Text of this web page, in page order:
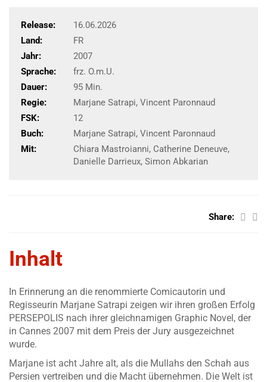
Release:
16.06.2026
Land:
FR
Jahr:
2007
Sprache:
frz. O.m.U.
Dauer:
95 Min.
Regie:
Marjane Satrapi, Vincent Paronnaud
FSK:
12
Buch:
Marjane Satrapi, Vincent Paronnaud
Mit:
Chiara Mastroianni, Catherine Deneuve,
Danielle Darrieux, Simon Abkarian
Share:
Inhalt
In Erinnerung an die renommierte Comicautorin und
Regisseurin Marjane Satrapi zeigen wir ihren großen Erfolg
PERSEPOLIS nach ihrer gleichnamigen Graphic Novel, der
in Cannes 2007 mit dem Preis der Jury ausgezeichnet
wurde.
Marjane ist acht Jahre alt, als die Mullahs den Schah aus
Persien vertreiben und die Macht übernehmen. Die Welt ist